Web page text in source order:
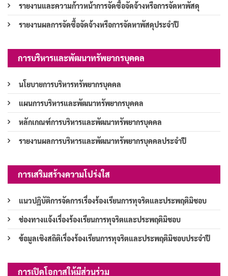
รายงานและความก้าวหน้าการจัดซื้อจัดจ้างหรือการจัดหาพัสดุ
รายงานผลการจัดซื้อจัดจ้างหรือการจัดหาพัสดุประจำปี
การบริหารและพัฒนาทรัพยากรบุคคล
นโยบายการบริหารทรัพยากรบุคคล
แผนการบริหารและพัฒนาทรัพยากรบุคคล
หลักเกณฑ์การบริหารและพัฒนาทรัพยากรบุคคล
รายงานผลการบริหารและพัฒนาทรัพยากรบุคคลประจำปี
การเสริมสร้างความโปร่งใส
แนวปฏิบัติการจัดการเรื่องร้องเรียนการทุจริตและประพฤติมิชอบ
ช่องทางแจ้งเรื่องร้องเรียนการทุจริตและประพฤติมิชอบ
ข้อมูลเชิงสถิติเรื่องร้องเรียนการทุจริตและประพฤติมิชอบประจำปี
การเปิดโอกาสให้มีส่วนร่วม